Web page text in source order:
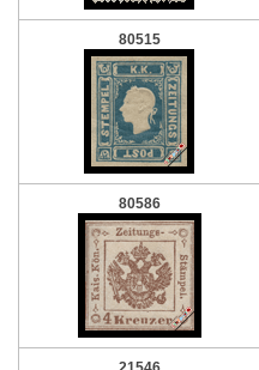
80515
80586